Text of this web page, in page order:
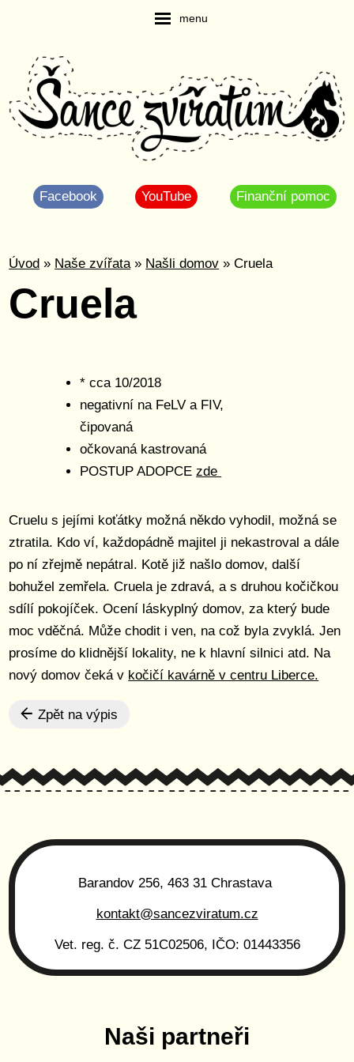
menu
Facebook YouTube Finanční pomoc
Úvod » Naše zvířata» Našli domov » Cruela
Cruela
Cruelu s jejími koťátky možná někdo vyhodil, možná se
ztratila. Kdo ví, každopádně majitel ji nekastroval a dále
po ní zřejmě nepátral. Kotě již našlo domov, další
bohužel zemřela. Cruela je zdravá, a s druhou kočičkou
sdílí pokojíček. Ocení láskyplný domov, za který bude
moc vděčná. Může chodit i ven, na což byla zvyklá. Jen
prosíme do klidnější lokality, ne k hlavní silnici atd. Na
nový domov čeká v kočičí kavárně v centru Liberce.
Zpět na výpis
* cca 10/2018
negativní na FeLV a FIV,
čipovaná
očkovaná kastrovaná
POSTUP ADOPCEzde
Barandov 256, 463 31 Chrastava
kontakt@sancezviratum.cz
Vet. reg. č. CZ 51C02506, IČO: 01443356
Naši partneři